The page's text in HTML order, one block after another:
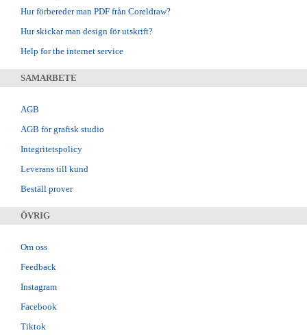
Hur förbereder man PDF från Coreldraw?
Hur skickar man design för utskrift?
Help for the internet service
SAMARBETE
AGB
AGB för grafisk studio
Integritetspolicy
Leverans till kund
Beställ prover
ÖVRIG
Om oss
Feedback
Instagram
Facebook
Tiktok